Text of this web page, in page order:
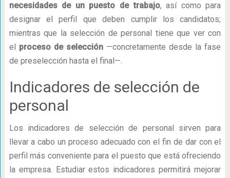
necesidades de un puesto de trabajo, así como para
designar el perfil que deben cumplir los candidatos;
mientras que la selección de personal tiene que ver con
el proceso de selección—concretamente desde la fase
de preselección hasta el final—.
Indicadores de selección de
personal
Los indicadores de selección de personal sirven para
llevar a cabo un proceso adecuado con el fin de dar con el
perfil más conveniente para el puesto que está ofreciendo
la empresa. Estudiar estos indicadores permitirá mejorar